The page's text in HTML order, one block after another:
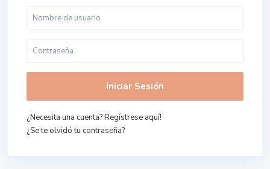
Iniciar Sesión
¿Necesita una cuenta? Regístrese aquí!
¿Se te olvidó tu contraseña?